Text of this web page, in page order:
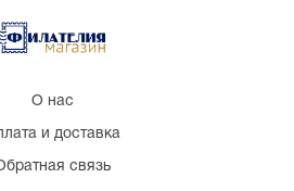
О нас
и доставка
связь